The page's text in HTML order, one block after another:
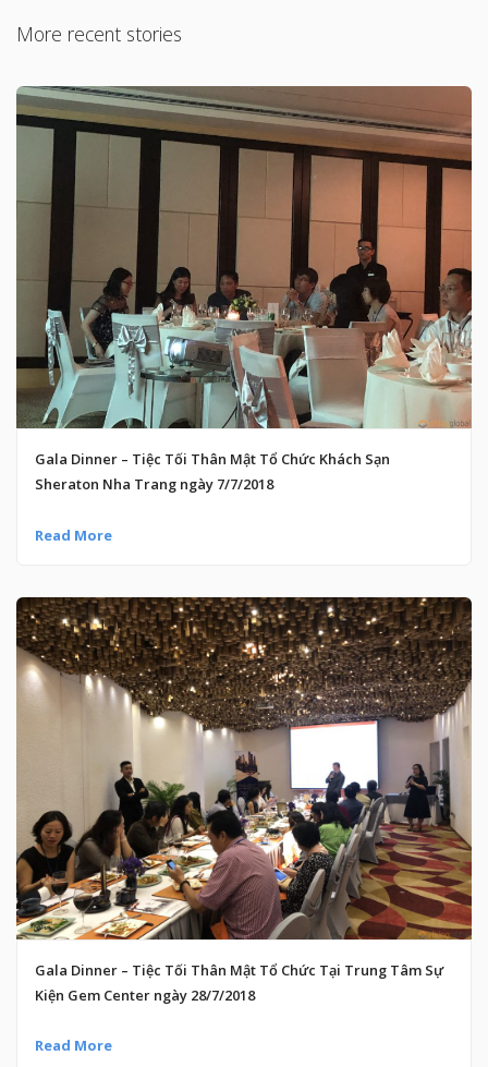
More recent stories
Gala Dinner – Tiệc Tối Thân Mật Tổ Chức Khách Sạn
Sheraton Nha Trang ngày 7/7/2018
Read More
Gala Dinner – Tiệc Tối Thân Mật Tổ Chức Tại Trung Tâm Sự
Kiện Gem Center ngày 28/7/2018
Read More